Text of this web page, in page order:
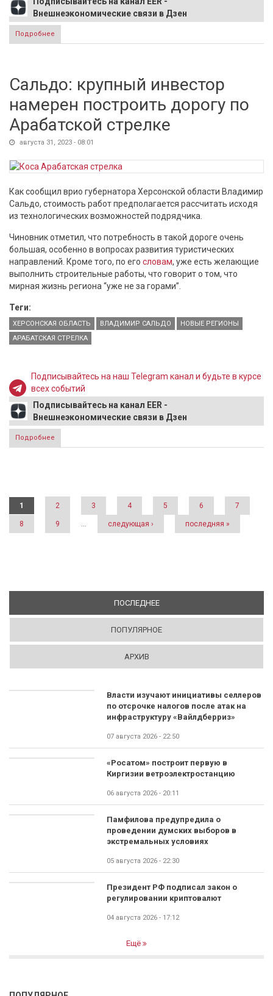
Внешнеэкономические связи в Дзен
Подробнее
статистике новых территорий РФ
Сальдо: крупный инвестор
намерен построить дорогу по
Арабатской стрелке
августа 31, 2023 - 08:01
Как сообщил врио губернатора Херсонской области Владимир
Сальдо, стоимость работ предполагается рассчитать исходя
из технологических возможностей подрядчика.
Чиновник отметил, что потребность в такой дороге очень
большая, особенно в вопросах развития туристических
направлений. Кроме того, по его словам, уже есть желающие
выполнить строительные работы, что говорит о том, что
мирная жизнь региона “уже не за горами”.
Теги:
ХЕРСОНСКАЯ ОБЛАСТЬ ВЛАДИМИР САЛЬДО
НОВЫЕ РЕГИОНЫ
АРАБАТСКАЯ СТРЕЛКА
Подписывайтесь на наш Telegram канал и будьте в курсе
всех событий
Подписывайтесь на канал EER -
Внешнеэкономические связи в Дзен
Подробнее
по Арабатской стрелке
Страницы
1 2 3 4 5 6 7
8 9 … следующая › последняя »
ПОСЛЕДНЕЕ(АКТИВНАЯ ВКЛАДКА)
ПОПУЛЯРНОЕ
АРХИВ
Власти изучают инициативы селлеров
по отсрочке налогов после атак на
инфраструктуру «Вайлдберриз»
07 августа 2026 - 22:50
«Росатом» построит первую в
Киргизии ветроэлектростанцию
06 августа 2026 - 20:11
Памфилова предупредила о
проведении думских выборов в
экстремальных условиях
05 августа 2026 - 22:30
Президент РФ подписал закон о
регулировании криптовалют
04 августа 2026 - 17:12
Ещё